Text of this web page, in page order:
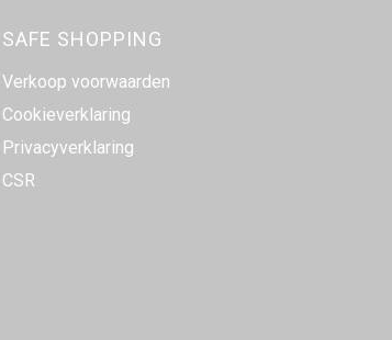
SAFE SHOPPING
Verkoop voorwaarden
Cookieverklaring
Privacyverklaring
CSR